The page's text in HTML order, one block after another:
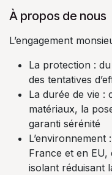
À propos de nous
L’engagement
La protection :
des tentatives
La durée de vie :
matériaux, la
garanti sérénité
France et en
isolant réduisant